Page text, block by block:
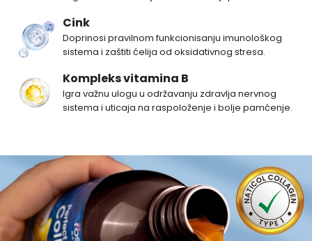
Cink
Doprinosi pravilnom funkcionisanju imunološkog
sistema i zaštiti ćelija od oksidativnog stresa.
Kompleks vitamina B
Igra važnu ulogu u održavanju zdravlja nervnog
sistema i uticaja na raspoloženje i bolje pamćenje.